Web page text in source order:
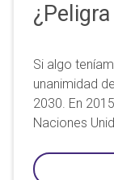
Si algo
unanimidad
2030. En
Naciones